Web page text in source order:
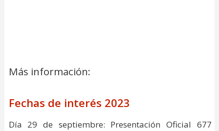
Más información:
Fechas de interés 2023
Día 29 de septiembre: Presentación Oficial 677